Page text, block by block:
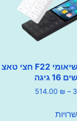
המוצר
מכשיר שיאומי F22 חצי טאצ
514.00טווח
זה